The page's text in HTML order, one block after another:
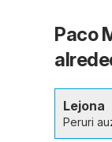
Paco
Lejona
Peruri